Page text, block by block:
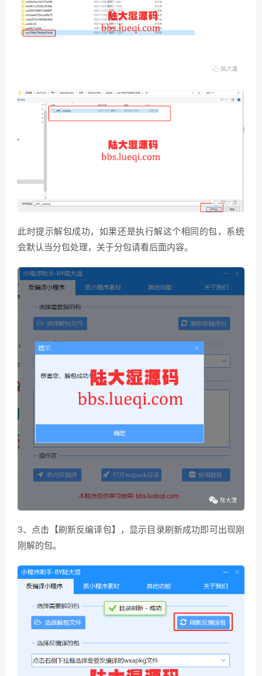
此时提示解包成功，如果还是执行解这个相同的包，系统
会默认当分包处理，关于分包请看后面内容。
3、点击【刷新反编译包】，显示目录刷新成功即可出现刚
刚解的包。